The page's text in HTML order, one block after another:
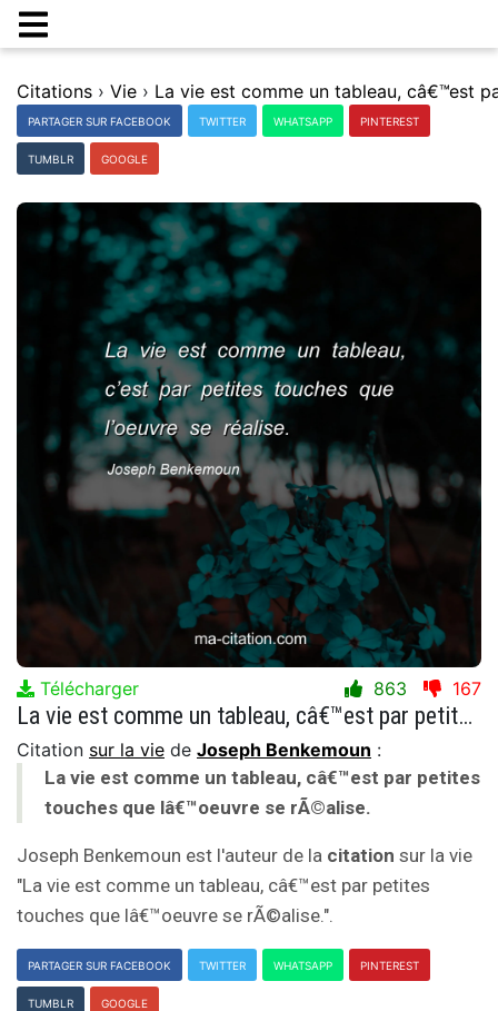
Citations › Vie ›
PARTAGER SUR FACEBOOK TWITTER WHATSAPP PINTEREST
TUMBLR GOOGLE
Télécharger 863 167
La vie est comme un tableau, câ€™est par petites touches que lâ€™oeuvre se rÃ©alise.
Citation sur la vie de Joseph Benkemoun :
La vie est comme un tableau, câ€™est par petites
touches que lâ€™oeuvre se rÃ©alise.
Joseph Benkemoun est l'auteur de la citation sur la vie
"La vie est comme un tableau, câ€™est par petites
touches que lâ€™oeuvre se rÃ©alise.".
PARTAGER SUR FACEBOOK TWITTER WHATSAPP PINTEREST
TUMBLR GOOGLE